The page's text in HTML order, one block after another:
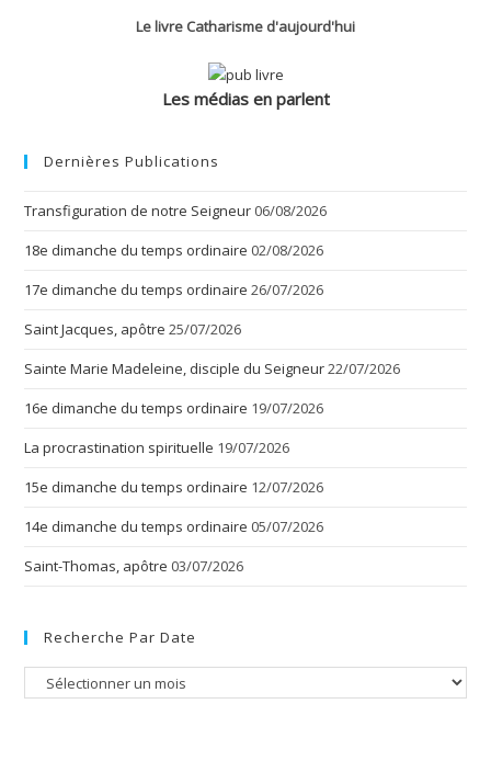
Le livre Catharisme d'aujourd'hui
Les médias en parlent
Dernières Publications
Transfiguration de notre Seigneur 06/08/2026
18e dimanche du temps ordinaire 02/08/2026
17e dimanche du temps ordinaire 26/07/2026
Saint Jacques, apôtre 25/07/2026
Sainte Marie Madeleine, disciple du Seigneur22/07/2026
16e dimanche du temps ordinaire 19/07/2026
La procrastination spirituelle 19/07/2026
15e dimanche du temps ordinaire 12/07/2026
14e dimanche du temps ordinaire 05/07/2026
Saint-Thomas, apôtre 03/07/2026
Recherche Par Date
Recherche